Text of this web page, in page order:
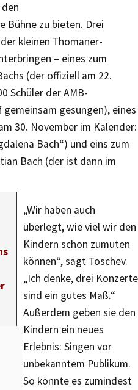
Bühne zu bieten. Drei
kleinen Thomaner-
– eines zum
(der offiziell am 22.
Schüler der AMB-
gesungen), eines
30. November im Kalender:
Bach“) und eins zum
Bach (der ist dann im
„Wir haben auch
überlegt, wie viel wir den
Kindern schon zumuten
können“, sagt Toschev.
„Ich denke, drei Konzerte
sind ein gutes Maß.“
Außerdem geben sie den
Kindern ein neues
Erlebnis: Singen vor
unbekanntem Publikum.
So könnte es zumindest